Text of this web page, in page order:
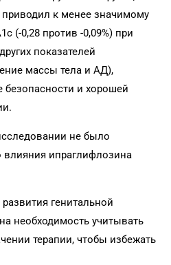
к менее значимому
(-0,28 против -0,09%) при
показателей
массы тела и АД),
и хорошей
не было
влияния ипраглифлозина
генитальной
необходимость учитывать
терапии, чтобы избежать